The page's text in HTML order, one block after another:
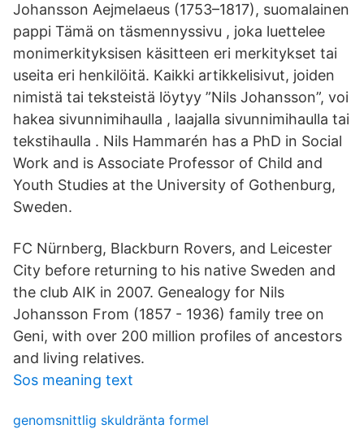
Johansson Aejmelaeus (1753–1817), suomalainen
pappi Tämä on täsmennyssivu , joka luettelee
monimerkityksisen käsitteen eri merkitykset tai
useita eri henkilöitä. Kaikki artikkelisivut, joiden
nimistä tai teksteistä löytyy ”Nils Johansson”, voi
hakea sivunnimihaulla , laajalla sivunnimihaulla tai
tekstihaulla . Nils Hammarén has a PhD in Social
Work and is Associate Professor of Child and
Youth Studies at the University of Gothenburg,
Sweden.
FC Nürnberg, Blackburn Rovers, and Leicester
City before returning to his native Sweden and
the club AIK in 2007. Genealogy for Nils
Johansson From (1857 - 1936) family tree on
Geni, with over 200 million profiles of ancestors
and living relatives.
Sos meaning text
genomsnittlig skuldränta formel